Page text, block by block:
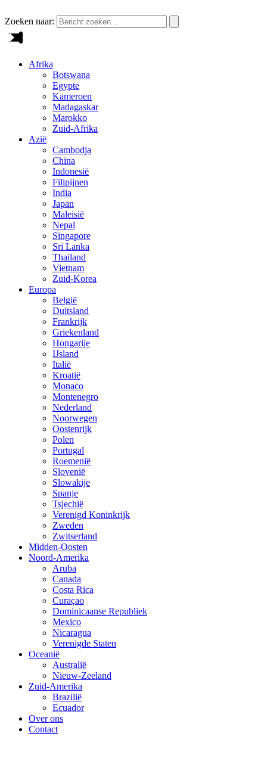
Zoeken naar:
Afrika
Botswana
Egypte
Kameroen
Madagaskar
Marokko
Zuid-Afrika
Azië
Cambodja
China
Indonesië
Filipijnen
India
Japan
Maleisië
Nepal
Singapore
Sri Lanka
Thailand
Vietnam
Zuid-Korea
Europa
België
Duitsland
Frankrijk
Griekenland
Hongarije
IJsland
Italië
Kroatië
Monaco
Montenegro
Nederland
Noorwegen
Oostenrijk
Polen
Portugal
Roemenië
Slovenië
Slowakije
Spanje
Tsjechië
Verenigd Koninkrijk
Zweden
Zwitserland
Midden-Oosten
Noord-Amerika
Aruba
Canada
Costa Rica
Curaçao
Dominicaanse Republiek
Mexico
Nicaragua
Verenigde Staten
Oceanië
Australië
Nieuw-Zeeland
Zuid-Amerika
Brazilië
Ecuador
Over ons
Contact